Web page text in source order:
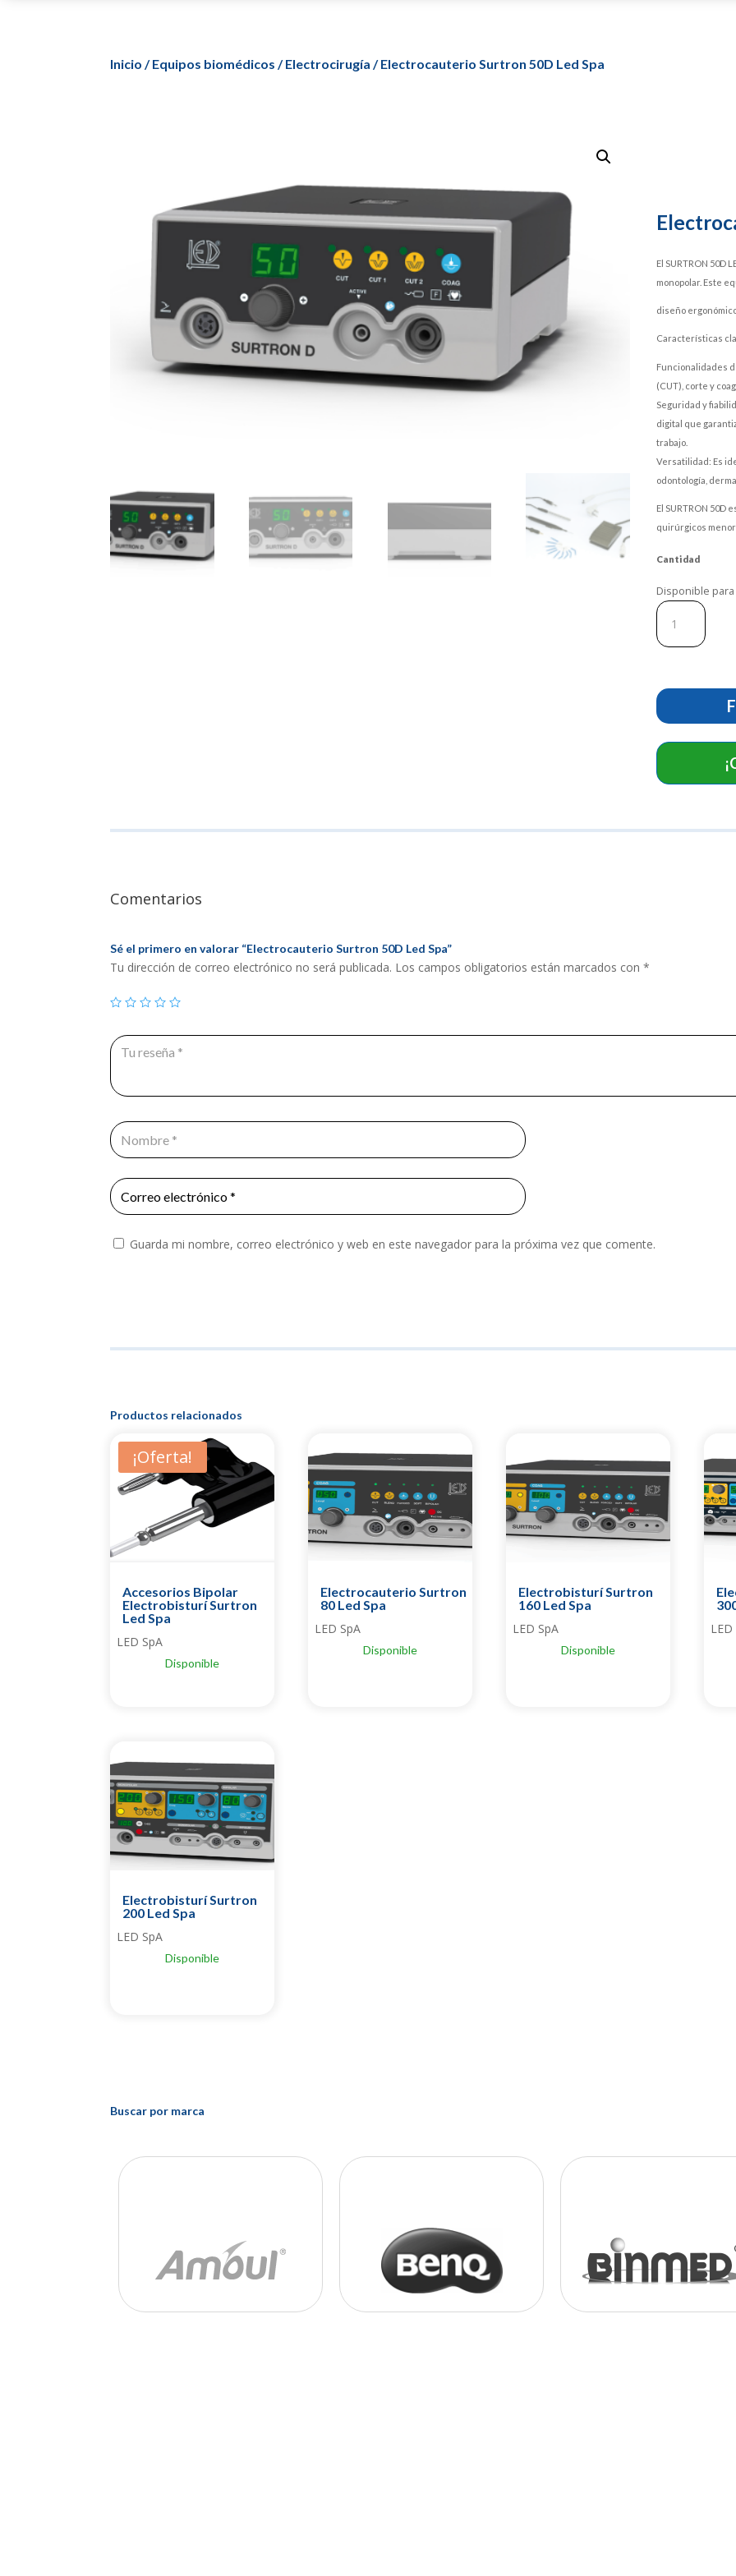
Inicio /Equipos biomédicos /Electrocirugía / Electrocauterio Surtron 50D Led Spa
El SURTRON 50D
monopolar. Este
diseño
Características
Funcionalidades
(CUT), corte y
Seguridad y
digital que
trabajo.
Versatilidad: Es
odontología,
El SURTRON 50D
quirúrgicos
Cantidad
Disponible
Electrocauterio
Surtron
50D
Spa
cantidad
Comentarios
Sé el primero en valorar “Electrocauterio Surtron 50D Led Spa”
Tu dirección de correo electrónico no será publicada. Los campos obligatorios están marcados con*
Guarda mi nombre, correo electrónico y web en este navegador para la próxima vez que comente.
Productos relacionados
¡Oferta!
Accesorios Bipolar
Electrobisturí Surtron
Led Spa
LED SpA
Disponible
Electrocauterio Surtron
80 Led Spa
LED SpA
Disponible
Electrobisturí Surtron
160 Led Spa
LED SpA
Disponible
LED
Electrobisturí Surtron
200 Led Spa
LED SpA
Disponible
Buscar por marca